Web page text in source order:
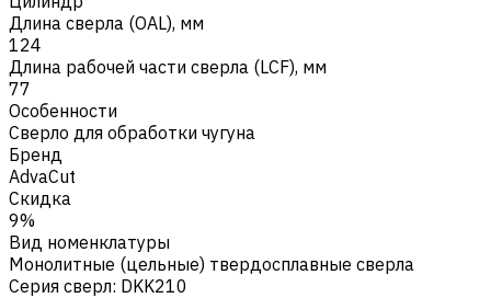
Длина сверла (OAL), мм
124
Длина рабочей части сверла (LCF), мм
77
Особенности
Сверло для обработки чугуна
Бренд
AdvaCut
Скидка
9%
Вид номенклатуры
Монолитные (цельные) твердосплавные сверла
Серия сверл: DKK210